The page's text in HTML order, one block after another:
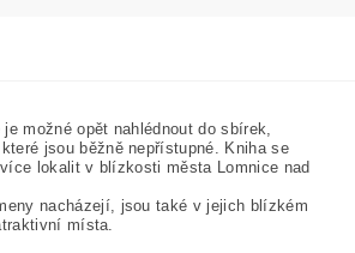
možné opět nahlédnout do sbírek,
jsou běžně nepřístupné. Kniha se
lokalit v blízkosti města Lomnice nad
nacházejí, jsou také v jejich blízkém
místa.